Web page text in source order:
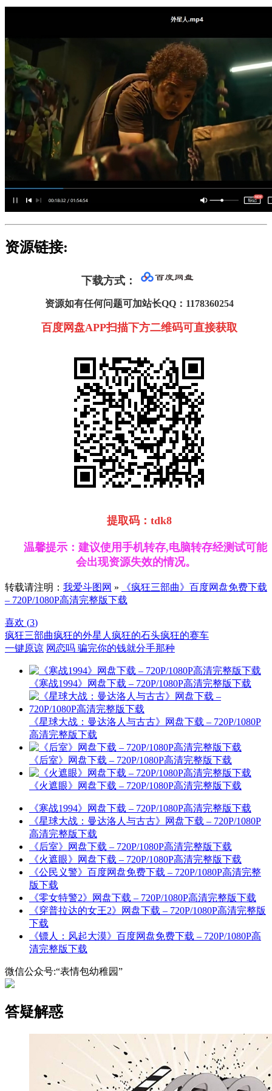
资源链接:
下载方式 ：
资源如有任何问题可加站长QQ：1178360254
百度网盘APP扫描下方二维码可直接获取
提取码： tdk8
温馨提示：建议使用手机转存,电脑转存经测试可能
会出现资源失效的情况。
转载请注明： 我爱斗图网 »
《疯狂三部曲》百度网盘免费下载
– 720P/1080P高清完整版下载
喜欢 (3)
疯狂三部曲疯狂的外星人 疯狂的石头疯狂的赛车
一键原谅 网恋吗 骗完你的钱就分手那种
《寒战1994》网盘下载 – 720P/1080P高清完整版下载
《星球大战：曼达洛人与古古》网盘下载 – 720P/1080P
高清完整版下载
《后室》网盘下载 – 720P/1080P高清完整版下载
《火遮眼》网盘下载 – 720P/1080P高清完整版下载
《寒战1994》网盘下载 – 720P/1080P高清完整版下载
《星球大战：曼达洛人与古古》网盘下载 – 720P/1080P
高清完整版下载
《后室》网盘下载 – 720P/1080P高清完整版下载
《火遮眼》网盘下载 – 720P/1080P高清完整版下载
《公民义警》百度网盘免费下载 – 720P/1080P高清完整
版下载
《零女特警2》网盘下载 – 720P/1080P高清完整版下载
《穿普拉达的女王2》网盘下载 – 720P/1080P高清完整版
下载
《镖人：风起大漠》百度网盘免费下载 – 720P/1080P高
清完整版下载
微信公众号:“表情包幼稚园”
答疑解惑